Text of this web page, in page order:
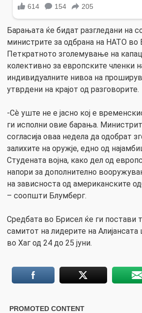
Барањата ќе бидат разгледани на
министрите за одбрана на НАТО во
Петкратното зголемување на
колективно за европските членки
индивидуалните нивоа на
утврдени на крајот од разговорите.
-Сè уште не е јасно кој е
ги исполни овие барања.
согласија оваа недела да одобрат
залихите на оружје, едно од
Студената војна, како дел од
напори за дополнително
на зависноста од американските
– соопшти Блумберг.
Средбата во Брисел ќе ги постави
самитот на лидерите на
во Хаг од 24 до 25 јуни.